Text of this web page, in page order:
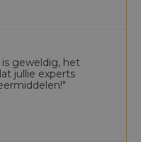
is geweldig, het
jullie experts